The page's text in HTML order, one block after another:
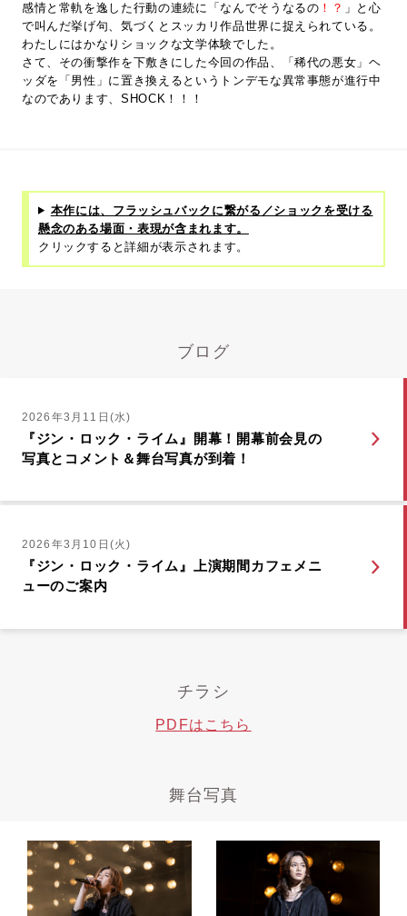
感情と常軌を逸した行動の連続に「なんでそうなるの ！？ 」と心
で叫んだ挙げ句、気づくとスッカリ作品世界に捉えられている。
わたしにはかなりショックな文学体験でした。
さて、その衝撃作を下敷きにした今回の作品、「稀代の悪女」ヘ
ッダを「男性」に置き換えるというトンデモな異常事態が進行中
なのであります、SHOCK！！！
本作には、フラッシュバックに繋がる／ショックを受ける
懸念のある場面・表現が含まれます。
クリックすると詳細が表示されます。
ブログ
2026年3月11日(水)
『ジン・ロック・ライム』開幕！開幕前会見の
写真とコメント＆舞台写真が到着！
2026年3月10日(火)
『ジン・ロック・ライム』上演期間カフェメニ
ューのご案内
チラシ
PDFはこちら
舞台写真